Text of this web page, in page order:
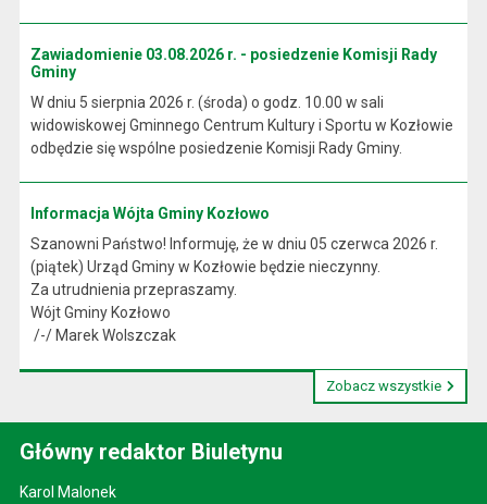
Zawiadomienie 03.08.2026 r. - posiedzenie Komisji Rady
Gminy
W dniu 5 sierpnia 2026 r. (środa) o godz. 10.00 w sali
widowiskowej Gminnego Centrum Kultury i Sportu w Kozłowie
odbędzie się wspólne posiedzenie Komisji Rady Gminy.
Informacja Wójta Gminy Kozłowo
Szanowni Państwo! Informuję, że w dniu 05 czerwca 2026 r.
(piątek) Urząd Gminy w Kozłowie będzie nieczynny.
Za utrudnienia przepraszamy.
Wójt Gminy Kozłowo
/-/ Marek Wolszczak
Zobacz wszystkie
Główny redaktor Biuletynu
Karol Malonek